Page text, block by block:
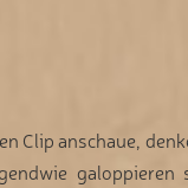
Clip anschaue,